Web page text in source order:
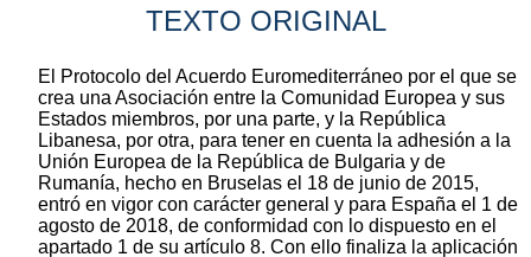
TEXTO ORIGINAL
El Protocolo del Acuerdo Euromediterráneo por el que se
crea una Asociación entre la Comunidad Europea y sus
Estados miembros, por una parte, y la República
Libanesa, por otra, para tener en cuenta la adhesión a la
Unión Europea de la República de Bulgaria y de
Rumanía, hecho en Bruselas el 18 de junio de 2015,
entró en vigor con carácter general y para España el 1 de
agosto de 2018, de conformidad con lo dispuesto en el
apartado 1 de su artículo 8. Con ello finaliza la aplicación